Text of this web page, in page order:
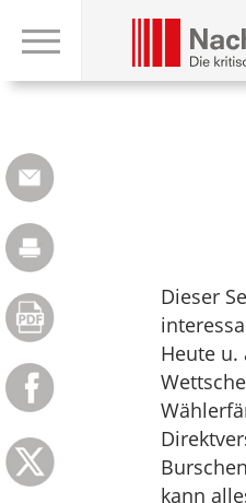
Dieser
Heute u.
kann